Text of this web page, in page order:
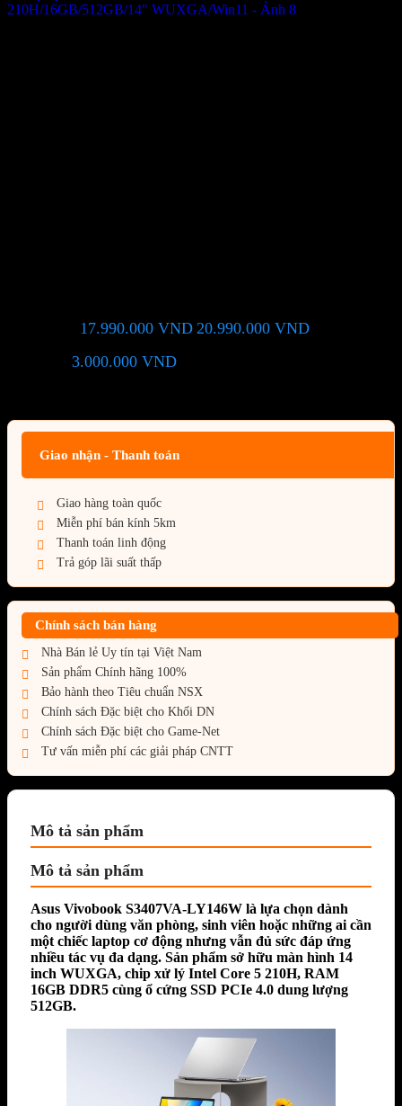
17.990.000 VND 20.990.000 VND
3.000.000 VND
Giao nhận - Thanh toán
Giao hàng toàn quốc
Miễn phí bán kính 5km
Thanh toán linh động
Trả góp lãi suất thấp
Chính sách bán hàng
Nhà Bán lẻ Uy tín tại Việt Nam
Sản phẩm Chính hãng 100%
Bảo hành theo Tiêu chuẩn NSX
Chính sách Đặc biệt cho Khối DN
Chính sách Đặc biệt cho Game-Net
Tư vấn miễn phí các giải pháp CNTT
Mô tả sản phẩm
Mô tả sản phẩm
Asus Vivobook S3407VA-LY146W là lựa chọn dành
cho người dùng văn phòng, sinh viên hoặc những ai cần
một chiếc laptop cơ động nhưng vẫn đủ sức đáp ứng
nhiều tác vụ đa dạng. Sản phẩm sở hữu màn hình 14
inch WUXGA, chip xử lý Intel Core 5 210H, RAM
16GB DDR5 cùng ổ cứng SSD PCIe 4.0 dung lượng
512GB.